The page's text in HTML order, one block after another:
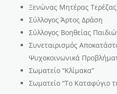
Ξενώνας Μητέρας Τερέζας
Σύλλογος Άρτος Δράση
Σύλλογος Βοηθείας
Συνεταιρισμός
Ψυχοκοινωνικά
Σωματείο “Κλίμακα”
Σωματείο “Το Καταφύγιο